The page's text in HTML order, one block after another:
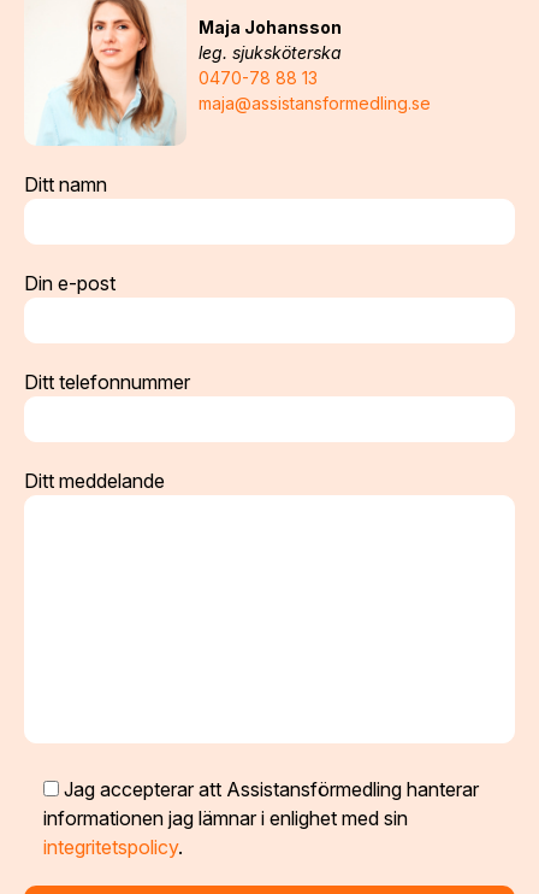
Maja Johansson
leg. sjuksköterska
0470-78 88 13
maja@assistansformedling.se
Ditt namn
Din e-post
Ditt telefonnummer
Ditt meddelande
Jag accepterar att Assistansförmedling hanterar
informationen jag lämnar i enlighet med sin
integritetspolicy.